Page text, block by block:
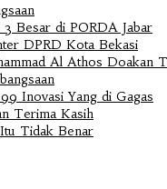
Besar di PORDA Jabar
DPRD Kota Bekasi
Al Athos Doakan
Inovasi Yang di Gagas
Terima Kasih
Tidak Benar